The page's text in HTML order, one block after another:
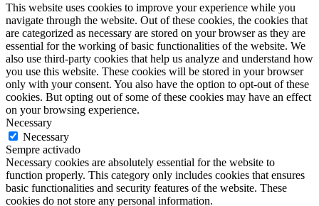
This website uses cookies to improve your experience while you
navigate through the website. Out of these cookies, the cookies that
are categorized as necessary are stored on your browser as they are
essential for the working of basic functionalities of the website. We
also use third-party cookies that help us analyze and understand how
you use this website. These cookies will be stored in your browser
only with your consent. You also have the option to opt-out of these
cookies. But opting out of some of these cookies may have an effect
on your browsing experience.
Necessary
Necessary
Sempre activado
Necessary cookies are absolutely essential for the website to
function properly. This category only includes cookies that ensures
basic functionalities and security features of the website. These
cookies do not store any personal information.